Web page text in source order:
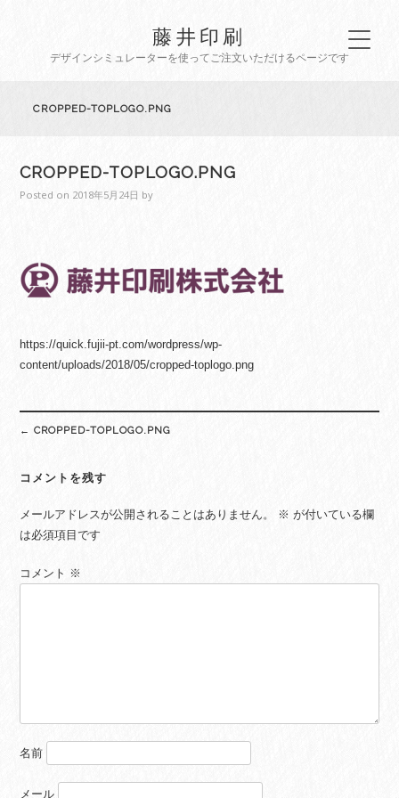
藤井印刷
デザインシミュレーターを使ってご注文いただけるページです
CROPPED-TOPLOGO.PNG
CROPPED-TOPLOGO.PNG
Posted on 2018年5月24日 by
https://quick.fujii-pt.com/wordpress/wp-
content/uploads/2018/05/cropped-toplogo.png
navigation
← CROPPED-TOPLOGO.PNG
コメントを残す
メールアドレスが公開されることはありません。 ※ が付いている欄
は必須項目です
コメント ※
名前
メール